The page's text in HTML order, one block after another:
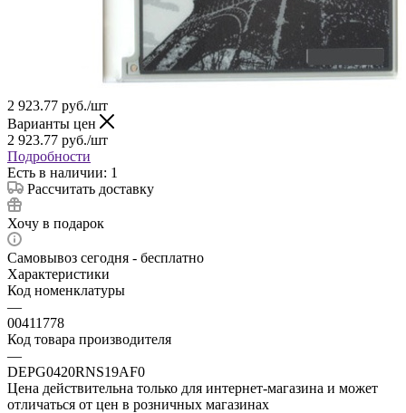
2 923.77 руб./шт
Варианты цен
2 923.77 руб./шт
Подробности
Есть в наличии: 1
Рассчитать доставку
Хочу в подарок
Самовывоз сегодня - бесплатно
Характеристики
Код номенклатуры
—
00411778
Код товара производителя
—
DEPG0420RNS19AF0
Цена действительна только для интернет-магазина и может
отличаться от цен в розничных магазинах